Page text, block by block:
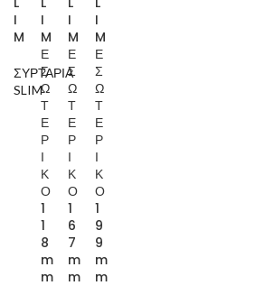
I
M
ΣΥΡΤΑΡΙΑ
SLIM
I
M
Ε
Σ
Ω
Τ
Ε
Ρ
Ι
Κ
Ο
1
1
8
m
m
I
M
Ε
Σ
Ω
Τ
Ε
Ρ
Ι
Κ
Ο
1
6
7
m
m
I
M
Ε
Σ
Ω
Τ
Ε
Ρ
Ι
Κ
Ο
1
9
9
m
m